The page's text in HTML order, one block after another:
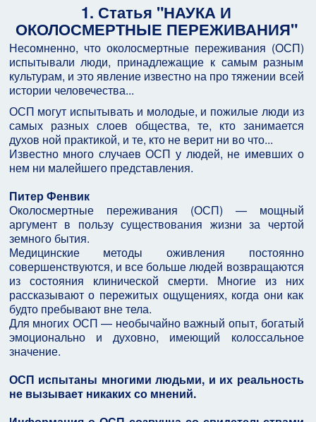
1. Статья "НАУКА И
ОКОЛОСМЕРТНЫЕ ПЕРЕЖИВАНИЯ"
Несомненно, что околосмертные переживания (ОСП)
испытывали люди, принадлежащие к самым разным
культурам, и это явление известно на про тяжении всей
истории человечества...
ОСП могут испытывать и молодые, и пожилые люди из
самых разных слоев общества, те, кто занимается
духов ной практикой, и те, кто не верит ни во что...
Известно много случаев ОСП у людей, не имевших о
нем ни малейшего представления.
Питер Фенвик
Околосмертные переживания (ОСП) — мощный
аргумент в пользу существования жизни за чертой
земного бытия.
Медицинские методы оживления постоянно
совершенствуются, и все больше людей возвращаются
из состояния клинической смерти. Многие из них
рассказывают о пережитых ощущениях, когда они как
будто пребывают вне тела.
Для многих ОСП — необычайно важный опыт, богатый
эмоционально и духовно, имеющий колоссальное
значение.
ОСП испытаны многими людьми, и их реальность
не вызывает никаких со мнений.